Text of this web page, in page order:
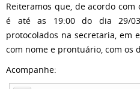
Reiteramos que, de acordo
é até as 19:00 do dia 29/
protocolados na secretaria, em
com nome e prontuário, com os
Acompanhe: